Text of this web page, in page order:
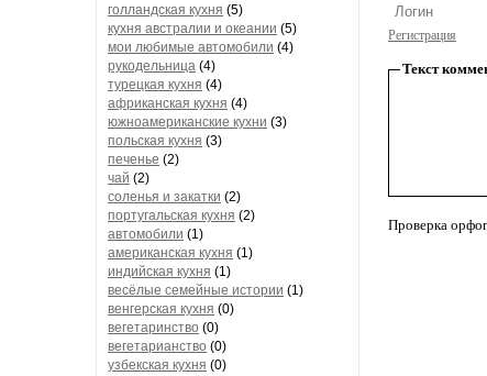
голландская кухня (5)
кухня австралии и океании (5)
мои любимые автомобили (4)
рукодельница (4)
турецкая кухня (4)
африканская кухня (4)
южноамериканские кухни (3)
польская кухня (3)
печенье (2)
чай (2)
соленья и закатки (2)
португальская кухня (2)
автомобили (1)
американская кухня (1)
индийская кухня (1)
весёлые семейные истории (1)
венгерская кухня (0)
вегетаринство (0)
вегетарианство (0)
узбекская кухня (0)
Регистрация
Текст
Проверка